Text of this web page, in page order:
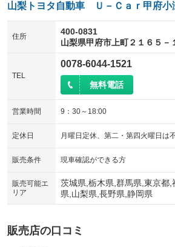
山梨トヨタ自動車 Ｕ－Ｃａｒ甲府小
住所
400-0831
山梨県甲府市上町２１６５－
TEL
0078-6044-1521
無料電話
営業時間 9：30～18:00
定休日 月曜日定休、第二・第四火曜日は
販売条件 現車確認ができる方
販売可能エ
リア
茨城県,栃木県,群馬県,東京都,
県,山梨県,長野県,静岡県
販売店の口コミ